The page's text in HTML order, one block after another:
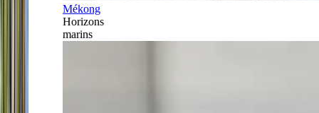
Mékong
Horizons
marins